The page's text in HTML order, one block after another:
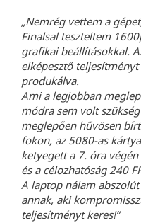
„Nemrég vettem a
Finalsal teszteltem
grafikai beállításokkal.
elképesztő
produkálva.
Ami a legjobban
módra sem volt
meglepően hűvösen
fokon, az 5080-as
ketyegett a 7. óra
és a célozhatóság 240
A laptop nálam
annak, aki
teljesítményt keres!”